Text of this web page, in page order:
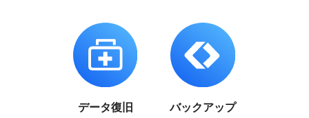
データ復旧 バックアップ